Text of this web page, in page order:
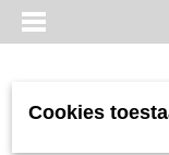
Cookies